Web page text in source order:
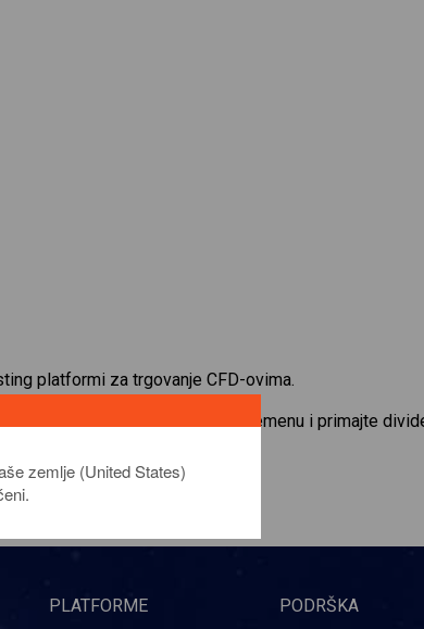
platformi za trgovanje CFD-ovima.
. Primajte kotacije u stvarnom vremenu i primajte
click here
PLATFORME PODRŠKA
zemlje (United States)